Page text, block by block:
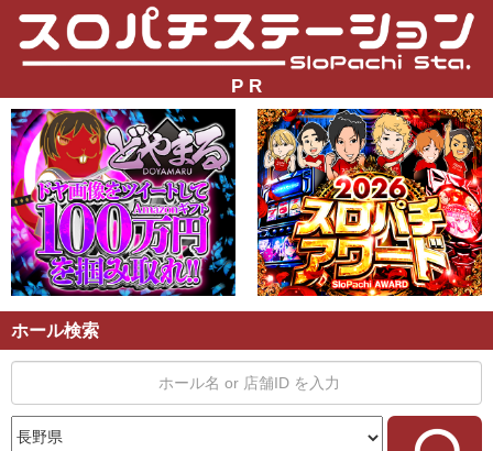
P R
ホール検索